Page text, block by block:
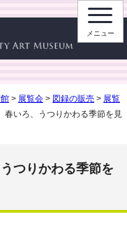
メニュー
> 展覧会 > 図録の販売 > 展覧
いろ、うつりかわる季節を見
つりかわる季節を